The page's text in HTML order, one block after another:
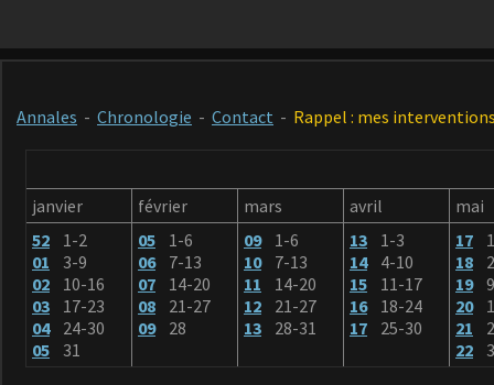
Annales - Chronologie - Contact - Rappel : mes
janvier février mars avril
mai
52 1-2
01 3-9
02 10-16
03 17-23
0424-30
05 31
05 1-6
067-13
07 14-20
08 21-27
0928
091-6
107-13
11 14-20
12 21-27
13 28-31
13 1-3
144-10
15 11-17
1618-24
17 25-30
17 1
18
19
20
21
22